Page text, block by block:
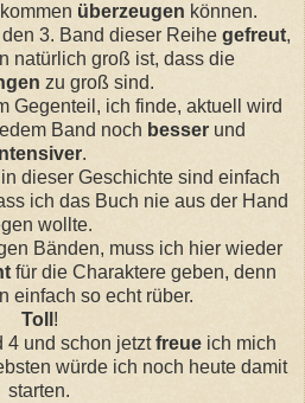
überzeugen können.
3. Band dieser Reihe gefreut,
natürlich groß ist, dass die
zu groß sind.
Gegenteil, ich finde, aktuell wird
Band noch besser und
.
in dieser Geschichte sind einfach
ich das Buch nie aus der Hand
wollte.
Bänden, muss ich hier wieder
für die Charaktere geben, denn
einfach so echt rüber.
Toll !
4 und schon jetztfreue ich mich
würde ich noch heute damit
starten.